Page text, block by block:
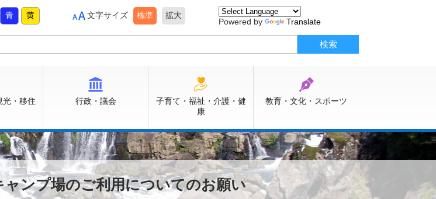
青 黄 文字サイズ 標準 拡大
Powered by Translate
光・移住
行政・議会
子育て・福祉・介護・健
康
教育・文化・スポーツ
ンプ場のご利用についてのお願い